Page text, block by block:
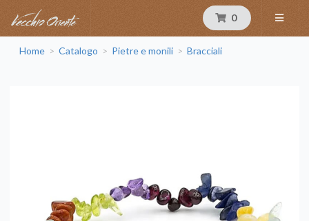
0
Home > Catalogo > Pietre e monili > Bracciali